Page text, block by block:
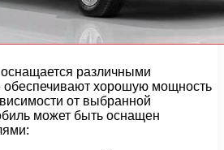
различными
обеспечивают хорошую мощность
от выбранной
может быть оснащен